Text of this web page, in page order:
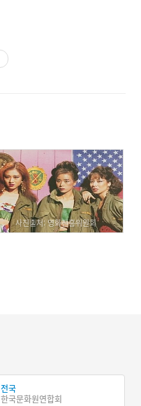
사진출처: 영화진흥위원회
전국
한국문화원연합회